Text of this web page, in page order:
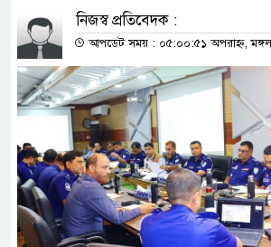
নিজস্ব প্রতিবেদক :
আপডেট সময় : ০৫:০০:৫১ অপরাহ্ন,